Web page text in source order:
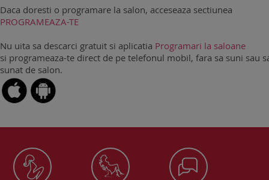
Daca doresti o programare la salon, acceseaza sectiunea
PROGRAMEAZA-TE
Nu uita sa descarci gratuit si aplicatia Programari la saloane
si programeaza-te direct de pe telefonul mobil, fara sa suni sau
sunat de salon.